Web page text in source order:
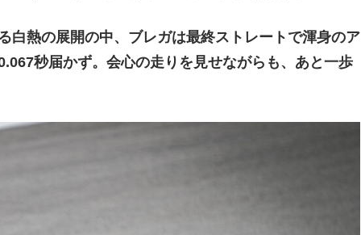
白熱の展開の中、ブレガは最終ストレートで渾身のア
秒届かず。会心の走りを見せながらも、あと一歩